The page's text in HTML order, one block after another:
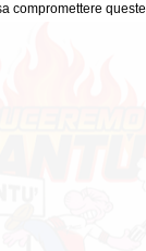
compromettere